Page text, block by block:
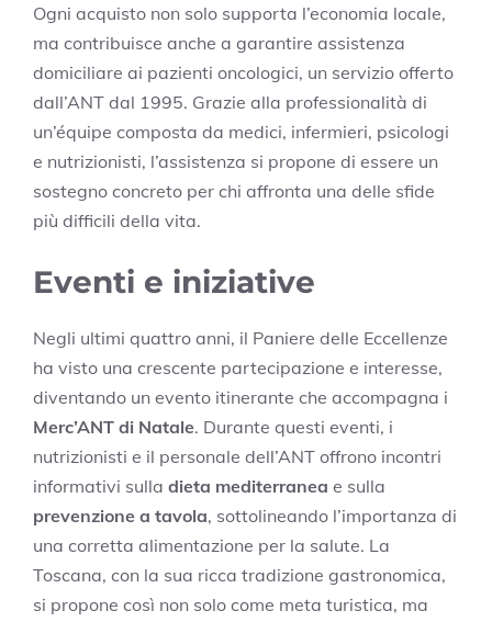
Ogni acquisto non solo supporta l’economia locale,
ma contribuisce anche a garantire assistenza
domiciliare ai pazienti oncologici, un servizio offerto
dall’ANT dal 1995. Grazie alla professionalità di
un’équipe composta da medici, infermieri, psicologi
e nutrizionisti, l’assistenza si propone di essere un
sostegno concreto per chi affronta una delle sfide
più difficili della vita.
Eventi e iniziative
Negli ultimi quattro anni, il Paniere delle Eccellenze
ha visto una crescente partecipazione e interesse,
diventando un evento itinerante che accompagna i
Merc’ANT di Natale. Durante questi eventi, i
nutrizionisti e il personale dell’ANT offrono incontri
informativi sulla dieta mediterranea e sulla
prevenzione a tavola, sottolineando l’importanza di
una corretta alimentazione per la salute. La
Toscana, con la sua ricca tradizione gastronomica,
si propone così non solo come meta turistica, ma